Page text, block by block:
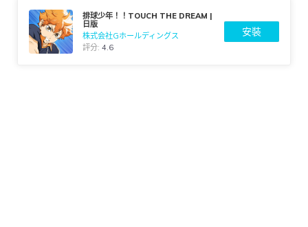
排球少年！！TOUCH THE DREAM |
日版
株式会社Gホールディングス
評分:4.6
安裝